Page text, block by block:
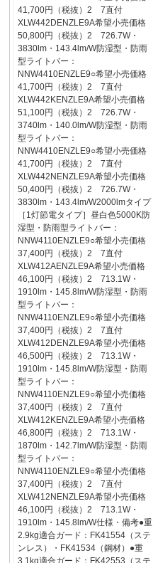
41,700円（税抜）2 7直付
XLW442DENZLE9A希望小売価格
50,800円（税抜）2 726.7W・
3830lm・143.4lm/W防湿型・防雨
型ライトバー：
NNW4410ENZLE9○希望小売価格
41,700円（税抜）2 7直付
XLW442KENZLE9A希望小売価格
51,100円（税抜）2 726.7W・
3740lm・140.0lm/W防湿型・防雨
型ライトバー：
NNW4410ENZLE9○希望小売価格
41,700円（税抜）2 7直付
XLW442NENZLE9A希望小売価格
50,400円（税抜）2 726.7W・
3830lm・143.4lm/W2000lmタイプ
［1灯節電タイプ］昼白色5000K防
湿型・防雨型ライトバー：
NNW4110ENZLE9○希望小売価格
37,400円（税抜）2 7直付
XLW412AENZLE9A希望小売価格
46,100円（税抜）2 713.1W・
1910lm・145.8lm/W防湿型・防雨
型ライトバー：
NNW4110ENZLE9○希望小売価格
37,400円（税抜）2 7直付
XLW412DENZLE9A希望小売価格
46,500円（税抜）2 713.1W・
1910lm・145.8lm/W防湿型・防雨
型ライトバー：
NNW4110ENZLE9○希望小売価格
37,400円（税抜）2 7直付
XLW412KENZLE9A希望小売価格
46,800円（税抜）2 713.1W・
1870lm・142.7lm/W防湿型・防雨
型ライトバー：
NNW4110ENZLE9○希望小売価格
37,400円（税抜）2 7直付
XLW412NENZLE9A希望小売価格
46,100円（税抜）2 713.1W・
1910lm・145.8lm/W仕様・備考●重
2.9kg適合ガード：FK41554（ステ
ンレス）・FK41534（鋼材）●重